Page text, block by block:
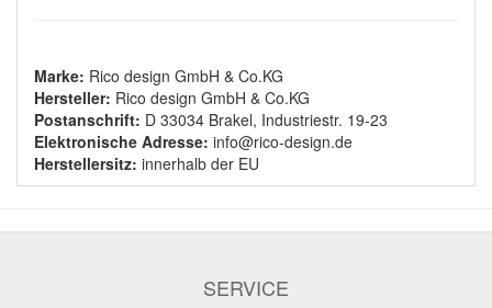
Marke: Rico design GmbH & Co.KG
Hersteller: Rico design GmbH & Co.KG
Postanschrift: D 33034 Brakel, Industriestr. 19-23
Elektronische Adresse: info@rico-design.de
Herstellersitz: innerhalb der EU
SERVICE